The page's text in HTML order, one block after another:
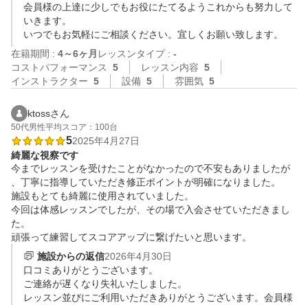
会員様の上達に少しでもお役にたてるようこれからも努力して
いきます。
いつでもお気軽にご相談ください。宜しくお願い致します。
在籍期間 : 4～6ヶ月 レッスンタイプ : -
コストパフォーマンス
5 レッスン内容 5
インストラクター 5 設備 5 雰囲気 5
ktossさん
50代男性平均スコア：100台
52025年4月27日
綺麗な視察です
今までレッスンを受けたことがなかったので不安もありましたが
、丁寧に指導していただき修正ポイントが明確になりました。
施設もとても綺麗に使用されていました。
今回は体感レッスンでしたが、その場で入会させていただきまし
た。
頑張って練習してスコアアップに繋げたいと思います。
施設からの返信2026年4月30日
口コミありがとうございます。
ご連絡が遅くなり失礼いたしました。
レッスン並びにご利用いただきありがとうございます。会員様